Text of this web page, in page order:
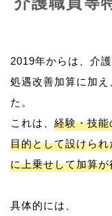
2019年からは、介
処遇改善加算に加
た。
これは、 経験・技
目的として設けら
に上乗せして加算
具体的には、